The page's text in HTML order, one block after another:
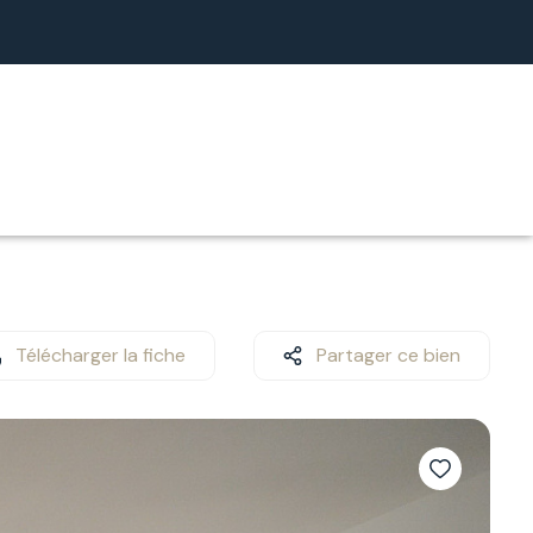
Télécharger la fiche Partager ce bien